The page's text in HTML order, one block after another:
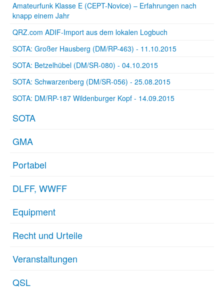
Amateurfunk Klasse E (CEPT-Novice) – Erfahrungen nach
knapp einem Jahr
QRZ.com ADIF-Import aus dem lokalen Logbuch
SOTA: Großer Hausberg (DM/RP-463) - 11.10.2015
SOTA: Betzelhübel (DM/SR-080) - 04.10.2015
SOTA: Schwarzenberg (DM/SR-056) - 25.08.2015
SOTA: DM/RP-187 Wildenburger Kopf - 14.09.2015
SOTA
GMA
Portabel
DLFF, WWFF
Equipment
Recht und Urteile
Veranstaltungen
QSL